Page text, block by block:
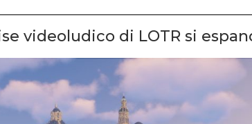
videoludico di LOTR si